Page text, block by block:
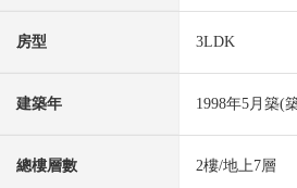
房型 3LDK
建築年 1998年5月築(
總樓層數 2樓/地上7層